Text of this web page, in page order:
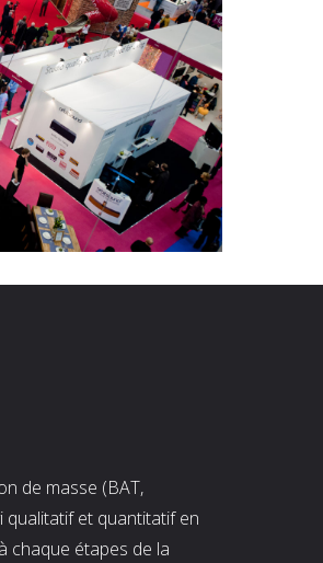
de masse (BAT,
qualitatif et quantitatif en
chaque étapes de la